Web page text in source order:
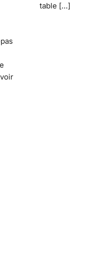
table […]